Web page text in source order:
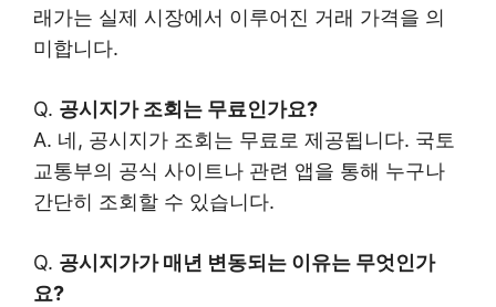
래가는 실제 시장에서 이루어진 거래 가격을 의
미합니다.
Q. 공시지가 조회는 무료인가요?
A. 네, 공시지가 조회는 무료로 제공됩니다. 국토
교통부의 공식 사이트나 관련 앱을 통해 누구나
간단히 조회할 수 있습니다.
Q. 공시지가가 매년 변동되는 이유는 무엇인가
요?